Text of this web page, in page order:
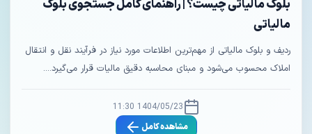
بلوک مالیاتی چیست؟ | راهنمای کامل جستجوی بلوک
مالیاتی
ردیف و بلوک مالیاتی از مهم‌ترین اطلاعات مورد نیاز در فرآیند نقل و انتقال
املاک محسوب می‌شود و مبنای محاسبه دقیق مالیات قرار می‌گیرد....
1404/05/23 11:30
مشاهده کامل